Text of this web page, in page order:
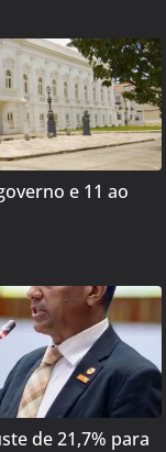
e 11 ao
de 21,7% para